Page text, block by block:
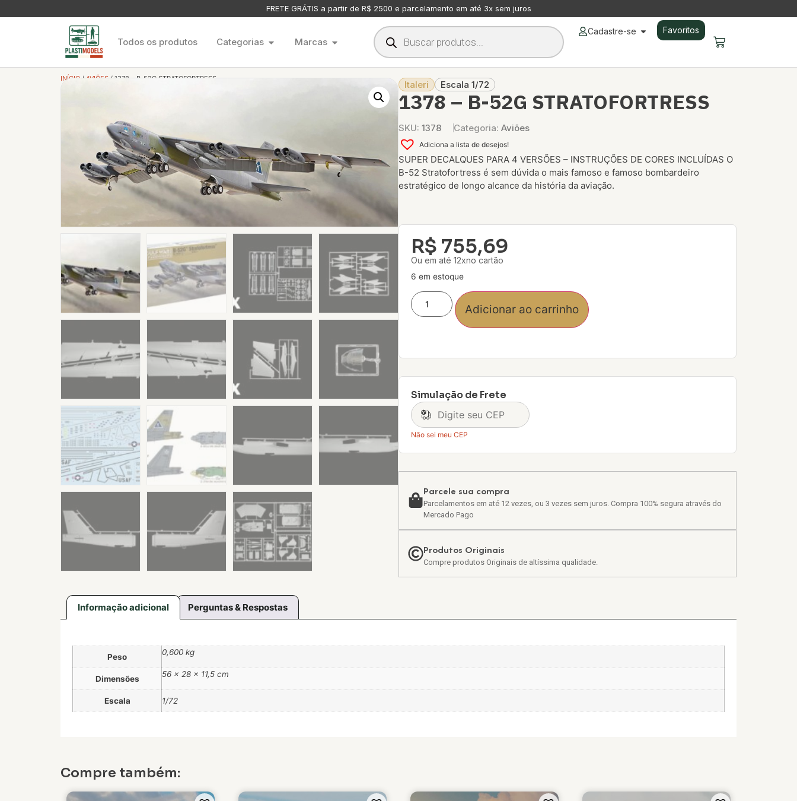
FRETE GRÁTIS a partir de R$ 2500 e parcelamento em até 3x sem juros
Todos os produtos Categorias Marcas
Cadastre-se Favoritos
INÍCIO / AVIÕES / 1378 – B-52G STRATOFORTRESS
Italeri Escala 1/72
1378 – B-52G STRATOFORTRESS
SKU: 1378 Categoria: Aviões
Adiciona a lista de desejos!
SUPER DECALQUES PARA 4 VERSÕES – INSTRUÇÕES DE CORES INCLUÍDAS O
B-52 Stratofortress é sem dúvida o mais famoso e famoso bombardeiro
estratégico de longo alcance da história da aviação.
R$ 755,69
Ou em até 12xno cartão
6 em estoque
Adicionar ao carrinho
Simulação de Frete
Não sei meu CEP
Parcele sua compra
Parcelamentos em até 12 vezes, ou 3 vezes sem juros. Compra 100% segura através do
Mercado Pago
Produtos Originais
Compre produtos Originais de altíssima qualidade.
Informação adicional Perguntas & Respostas
Peso 0,600 kg
Dimensões 56 × 28 × 11,5 cm
Escala 1/72
Compre também: